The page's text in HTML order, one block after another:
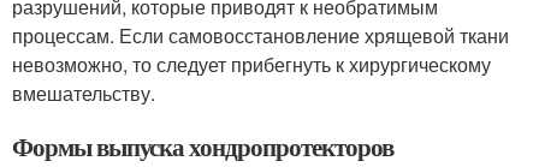
разрушений, которые приводят к необратимым
процессам. Если самовосстановление хрящевой ткани
невозможно, то следует прибегнуть к хирургическому
вмешательству.
Формы выпуска хондропротекторов